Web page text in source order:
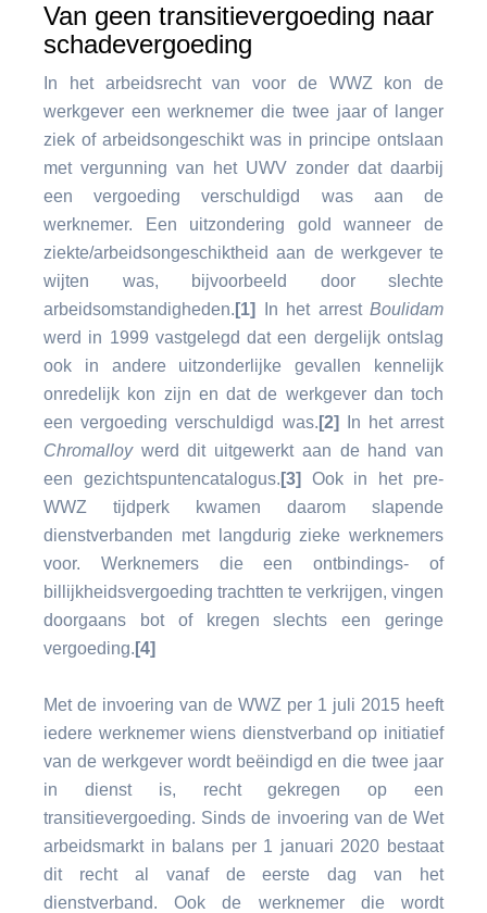
Van geen transitievergoeding naar
schadevergoeding
In het arbeidsrecht van voor de WWZ kon de
werkgever een werknemer die twee jaar of langer
ziek of arbeidsongeschikt was in principe ontslaan
met vergunning van het UWV zonder dat daarbij
een vergoeding verschuldigd was aan de
werknemer. Een uitzondering gold wanneer de
ziekte/arbeidsongeschiktheid aan de werkgever te
wijten was, bijvoorbeeld door slechte
arbeidsomstandigheden. [1] In het arrest Boulidam
werd in 1999 vastgelegd dat een dergelijk ontslag
ook in andere uitzonderlijke gevallen kennelijk
onredelijk kon zijn en dat de werkgever dan toch
een vergoeding verschuldigd was. [2] In het arrest
Chromalloywerd dit uitgewerkt aan de hand van
een gezichtspuntencatalogus. [3]
Ook in het pre-
WWZ tijdperk kwamen daarom slapende
dienstverbanden met langdurig zieke werknemers
voor. Werknemers die een ontbindings- of
billijkheidsvergoeding trachtten te verkrijgen, vingen
doorgaans bot of kregen slechts een geringe
vergoeding. [4]
Met de invoering van de WWZ per 1 juli 2015 heeft
iedere werknemer wiens dienstverband op initiatief
van de werkgever wordt beëindigd en die twee jaar
in dienst is, recht gekregen op een
transitievergoeding. Sinds de invoering van de Wet
arbeidsmarkt in balans per 1 januari 2020 bestaat
dit recht al vanaf de eerste dag van het
dienstverband. Ook de werknemer die wordt